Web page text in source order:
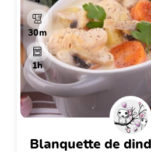
30m
1h
blanquette de